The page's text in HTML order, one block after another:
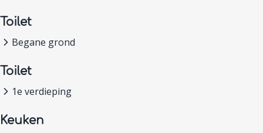
Toilet
Begane grond
Toilet
1e verdieping
Keuken